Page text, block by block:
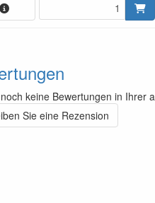
keine Bewertungen in Ihrer
Sie eine Rezension